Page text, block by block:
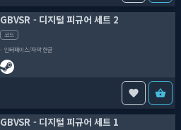
GBVSR - 디지털 피규어 세트 2
코드
인터페이스/자막 한글
GBVSR - 디지털 피규어 세트 1